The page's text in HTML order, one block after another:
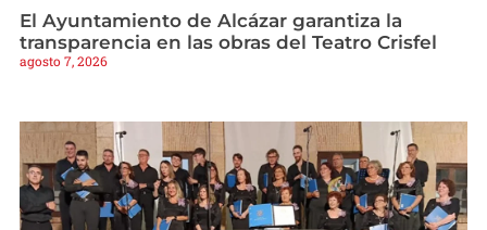
El Ayuntamiento de Alcázar garantiza la
transparencia en las obras del Teatro Crisfel
agosto 7, 2026